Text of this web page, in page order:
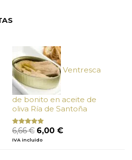
Ventresca
de bonito en aceite de
oliva Ría de Santoña
Valorado
con
de 5
6,66€ El
precio
6,00 €El
IVA incluido